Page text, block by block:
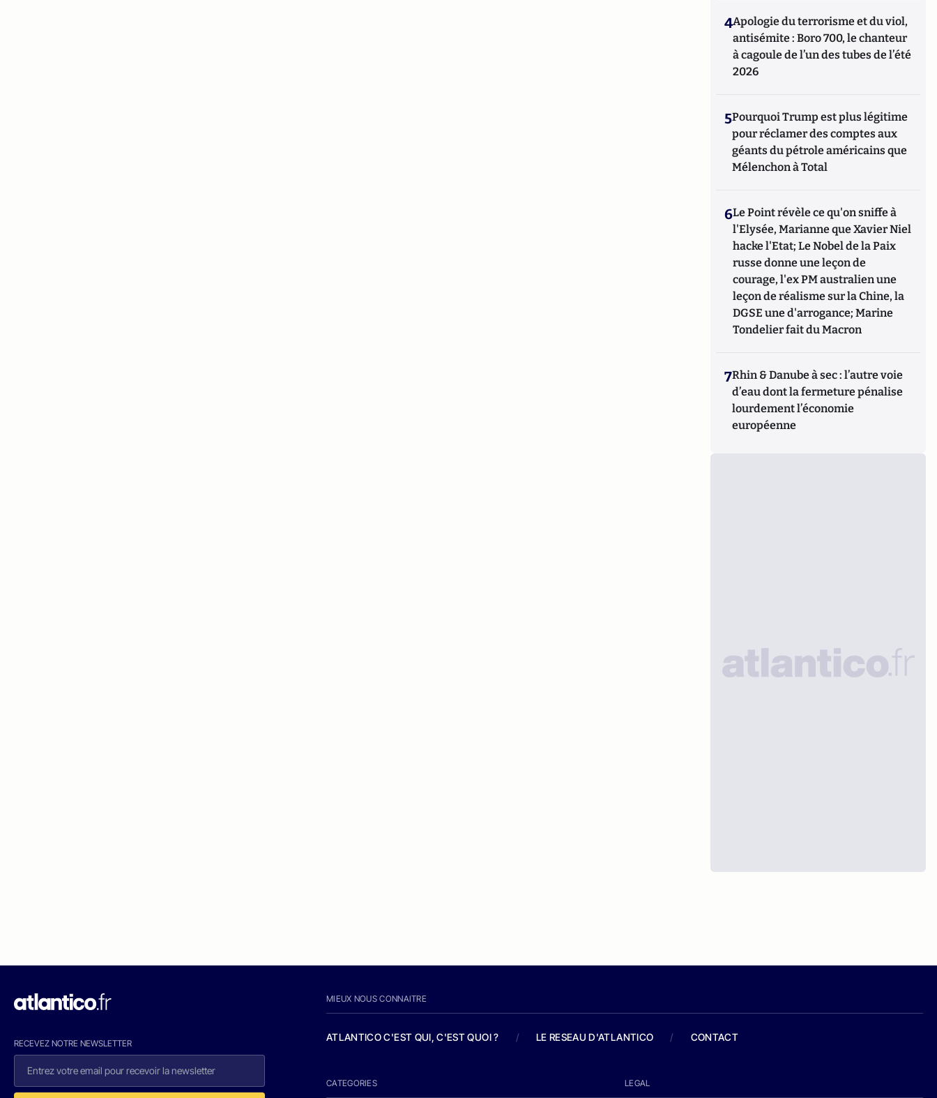
4Apologie du terrorisme et du viol,
antisémite : Boro 700, le chanteur
à cagoule de l’un des tubes de l’été
2026
5Pourquoi Trump est plus légitime
pour réclamer des comptes aux
géants du pétrole américains que
Mélenchon à Total
6Le Point révèle ce qu'on sniffe à
l'Elysée, Marianne que Xavier Niel
hacke l'Etat; Le Nobel de la Paix
russe donne une leçon de
courage, l'ex PM australien une
leçon de réalisme sur la Chine, la
DGSE une d'arrogance; Marine
Tondelier fait du Macron
7Rhin & Danube à sec : l’autre voie
d’eau dont la fermeture pénalise
lourdement l’économie
européenne
RECEVEZ NOTRE NEWSLETTER
MIEUX NOUS CONNAITRE
ATLANTICO C'EST QUI, C'EST QUOI ? / LE RESEAU D'ATLANTICO / CONTACT
CATEGORIES LEGAL